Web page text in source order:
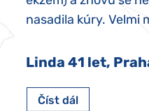
nasadila kúry. Velmi
Linda 41 let,
Číst dál